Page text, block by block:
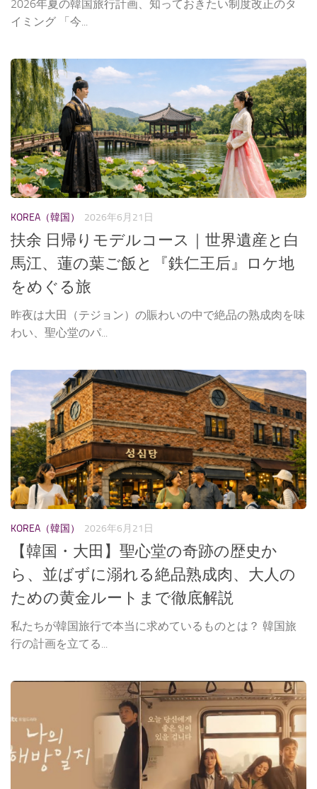
2026年夏の韓国旅行計画、知っておきたい制度改正のタ
イミング 「今...
KOREA（韓国） 2026年6月21日
扶余 日帰りモデルコース｜世界遺産と白
馬江、蓮の葉ご飯と『鉄仁王后』ロケ地
をめぐる旅
昨夜は大田（テジョン）の賑わいの中で絶品の熟成肉を味
わい、聖心堂のパ...
KOREA（韓国） 2026年6月21日
【韓国・大田】聖心堂の奇跡の歴史か
ら、並ばずに溺れる絶品熟成肉、大人の
ための黄金ルートまで徹底解説
私たちが韓国旅行で本当に求めているものとは？ 韓国旅
行の計画を立てる...